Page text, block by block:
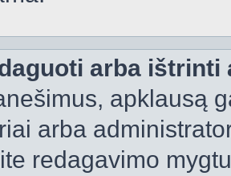
arba ištrinti
apklausą
arba
redagavimo